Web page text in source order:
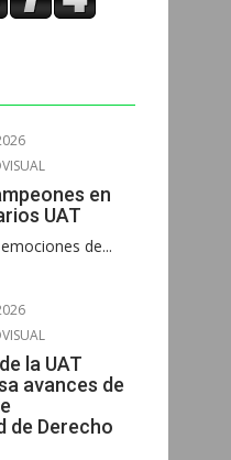
en
UAT
de...
la UAT
avances de
de Derecho